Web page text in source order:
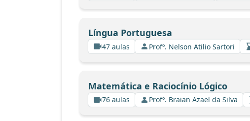
Língua Portuguesa
47 aulas Profº. Nelson Atilio Sartori
Matemática e Raciocínio Lógico
76 aulas Profº. Braian Azael da Silva